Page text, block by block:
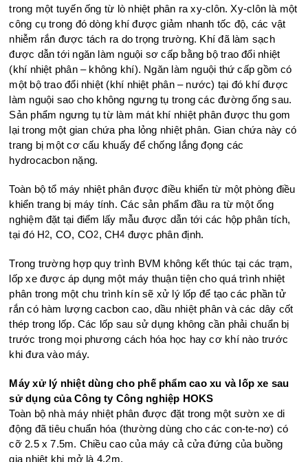
trong một tuyến ống từ lò nhiệt phân ra xy-clôn. Xy-clôn là một
công cụ trong đó dòng khí được giảm nhanh tốc độ, các vật
nhiễm rắn được tách ra do trọng trường. Khí đã làm sạch
được dẫn tới ngăn làm nguội sơ cấp bằng bộ trao đổi nhiệt
(khí nhiệt phân – không khí). Ngăn làm nguội thứ cấp gồm có
một bộ trao đổi nhiệt (khí nhiệt phân – nước) tại đó khí được
làm nguội sao cho không ngưng tụ trong các đường ống sau.
Sản phẩm ngưng tụ từ làm mát khí nhiệt phân được thu gom
lại trong một gian chứa pha lỏng nhiệt phân. Gian chứa này có
trang bị một cơ cấu khuấy để chống lắng đọng các
hydrocacbon nặng.
Toàn bộ tổ máy nhiệt phân được điều khiển từ một phòng điều
khiển trang bị máy tính. Các sản phẩm đầu ra từ một ống
nghiệm đặt tại điểm lấy mẫu được dẫn tới các hộp phân tích,
tại đó H2, CO, CO2, CH4 được phân định.
Trong trường hợp quy trình BVM không kết thúc tại các trạm,
lốp xe được áp dụng một máy thuận tiện cho quá trình nhiệt
phân trong một chu trình kín sẽ xử lý lốp để tạo các phần tử
rắn có hàm lượng cacbon cao, dầu nhiệt phân và các dây cốt
thép trong lốp. Các lốp sau sử dụng không cần phải chuẩn bị
trước trong mọi phương cách hóa học hay cơ khí nào trước
khi đưa vào máy.
Máy xử lý nhiệt dùng cho phế phẩm cao xu và lốp xe sau
sử dụng của Công ty Công nghiệp HOKS
Toàn bộ nhà máy nhiệt phân được đặt trong một sườn xe di
động đã tiêu chuẩn hóa (thường dùng cho các con-te-nơ) có
cỡ 2.5 x 7.5m. Chiều cao của máy cả cửa đứng của buồng
gia nhiệt khi mở là 4.2m.